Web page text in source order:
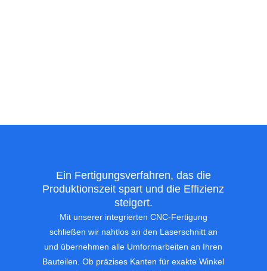
Ein Fertigungsverfahren, das die
Produktionszeit spart und die Effizienz
steigert.
Mit unserer integrierten CNC-Fertigung
schließen wir nahtlos an den Laserschnitt an
und übernehmen alle Umformarbeiten an Ihren
Bauteilen. Ob präzises Kanten für exakte Winkel